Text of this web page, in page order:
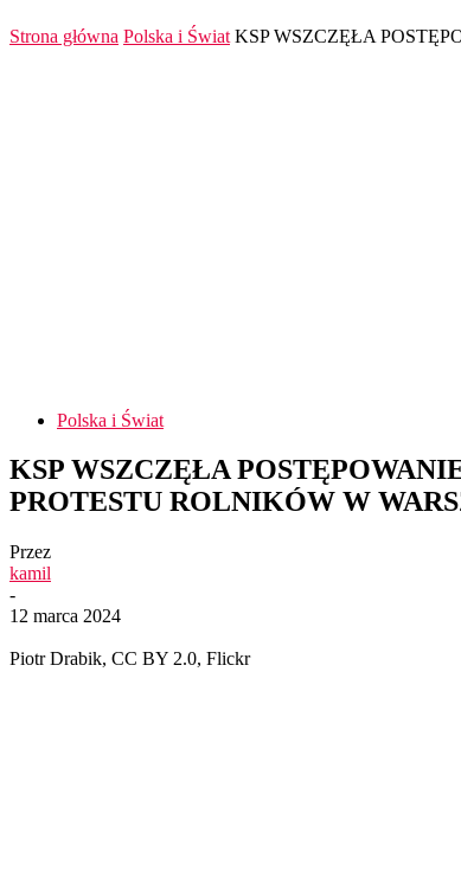
Strona główna Polska i Świat KSP WSZCZĘŁA
Polska i Świat
KSP WSZCZĘŁA
PROTESTU ROLNIKÓW W
Przez
kamil
-
12 marca 2024
Piotr Drabik, CC BY 2.0, Flickr